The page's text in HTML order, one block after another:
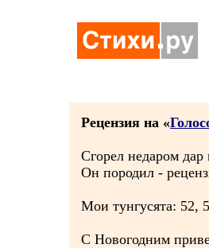
Рецензия на «
Сгорел недаром дар
Он породил -
Мои тунгусята: 52,
С Новогодним